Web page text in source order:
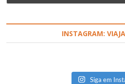
INSTAGRAM:
Siga em